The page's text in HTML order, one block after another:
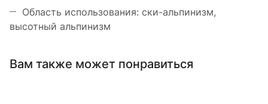
Область использования: ски-альпинизм,
высотный альпинизм
Вам также может понравиться